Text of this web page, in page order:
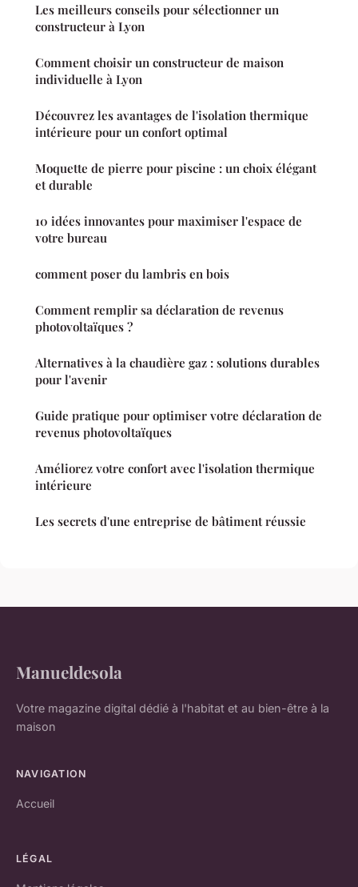
Les meilleurs conseils pour sélectionner un
constructeur à Lyon
Comment choisir un constructeur de maison
individuelle à Lyon
Découvrez les avantages de l'isolation thermique
intérieure pour un confort optimal
Moquette de pierre pour piscine : un choix élégant
et durable
10 idées innovantes pour maximiser l'espace de
votre bureau
comment poser du lambris en bois
Comment remplir sa déclaration de revenus
photovoltaïques ?
Alternatives à la chaudière gaz : solutions durables
pour l'avenir
Guide pratique pour optimiser votre déclaration de
revenus photovoltaïques
Améliorez votre confort avec l'isolation thermique
intérieure
Les secrets d'une entreprise de bâtiment réussie
Manueldesola
Votre magazine digital dédié à l'habitat et au bien-être à la
maison
NAVIGATION
Accueil
LÉGAL